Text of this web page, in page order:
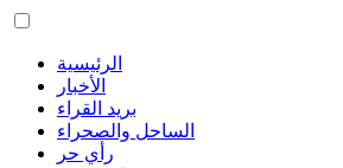
الرئيسية
الأخبار
بريد القراء
الساحل والصحراء
رأي حر